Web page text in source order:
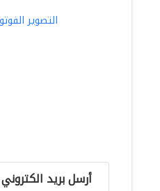
التصوير
أرسل بريد الكتروني